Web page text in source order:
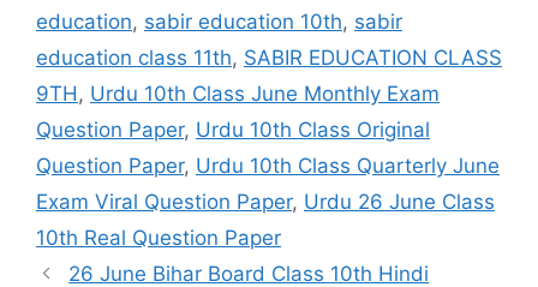
education, sabir education 10th, sabir
education class 11th, SABIR EDUCATION CLASS
9TH , Urdu 10th Class June Monthly Exam
Question Paper, Urdu 10th Class Original
Question Paper, Urdu 10th Class Quarterly June
Exam Viral Question Paper, Urdu 26 June Class
10th Real Question Paper
26 June Bihar Board Class 10th Hindi